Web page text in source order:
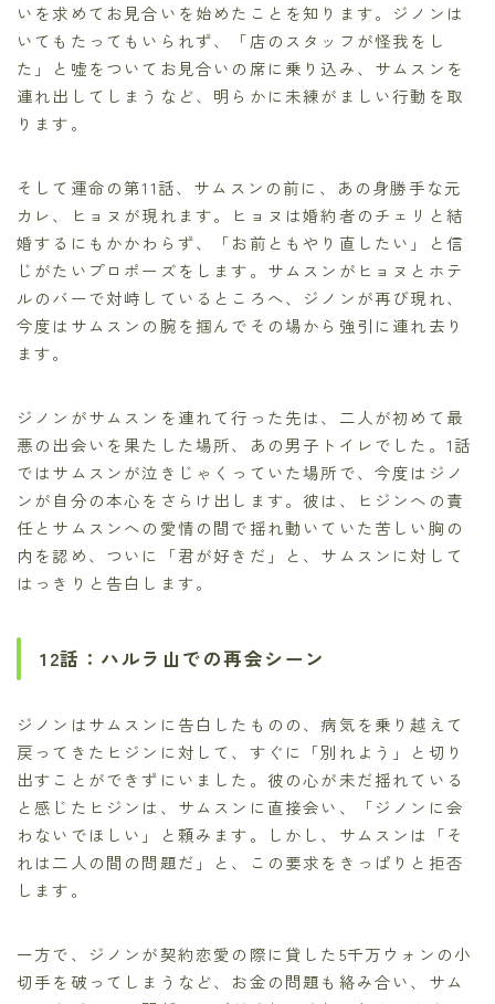
いを求めてお見合いを始めたことを知ります。ジノンは
いてもたってもいられず、「店のスタッフが怪我をし
た」と嘘をついてお見合いの席に乗り込み、サムスンを
連れ出してしまうなど、明らかに未練がましい行動を取
ります。
そして運命の第11話、サムスンの前に、あの身勝手な元
カレ、ヒョヌが現れます。ヒョヌは婚約者のチェリと結
婚するにもかかわらず、「お前ともやり直したい」と信
じがたいプロポーズをします。サムスンがヒョヌとホテ
ルのバーで対峙しているところへ、ジノンが再び現れ、
今度はサムスンの腕を掴んでその場から強引に連れ去り
ます。
ジノンがサムスンを連れて行った先は、二人が初めて最
悪の出会いを果たした場所、あの男子トイレでした。1話
ではサムスンが泣きじゃくっていた場所で、今度はジノ
ンが自分の本心をさらけ出します。彼は、ヒジンへの責
任とサムスンへの愛情の間で揺れ動いていた苦しい胸の
内を認め、ついに「君が好きだ」と、サムスンに対して
はっきりと告白します。
12話：ハルラ山での再会シーン
ジノンはサムスンに告白したものの、病気を乗り越えて
戻ってきたヒジンに対して、すぐに「別れよう」と切り
出すことができずにいました。彼の心が未だ揺れている
と感じたヒジンは、サムスンに直接会い、「ジノンに会
わないでほしい」と頼みます。しかし、サムスンは「そ
れは二人の間の問題だ」と、この要求をきっぱりと拒否
します。
一方で、ジノンが契約恋愛の際に貸した5千万ウォンの小
切手を破ってしまうなど、お金の問題も絡み合い、サム